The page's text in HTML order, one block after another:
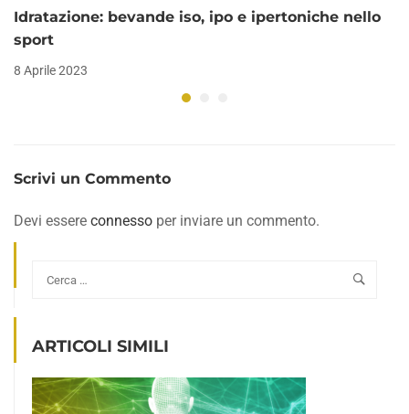
Idratazione: bevande iso, ipo e ipertoniche nello
sport
8 Aprile 2023
Scrivi un Commento
Devi essere connesso per inviare un commento.
ARTICOLI SIMILI